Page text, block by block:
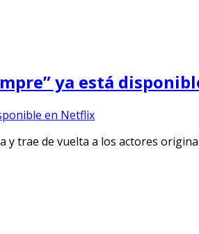
ya está
y trae de vuelta a los actores